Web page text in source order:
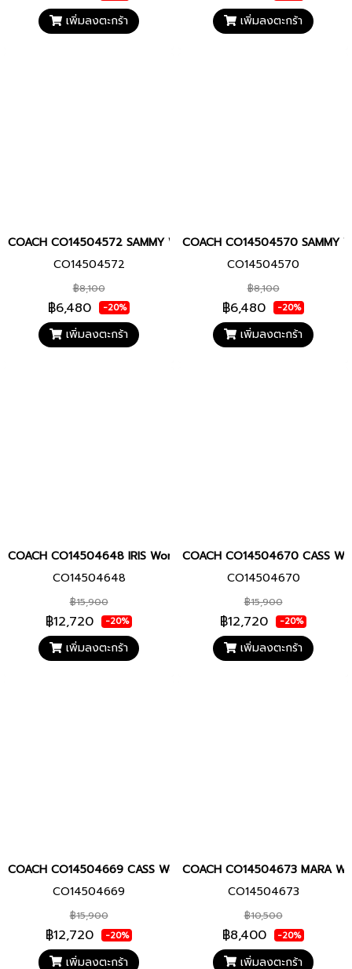
เพิ่มลงตะกร้า เพิ่มลงตะกร้า
COACH CO14504572 SAMMY Women watch นาฬิกา นาฬิกาข้อมือ
CO14504572
฿8,100
฿6,480 -20%
เพิ่มลงตะกร้า
COACH CO14504570 SAMMY
CO14504570
฿8,100
฿6,480 -20%
เพิ่มลงตะกร้า
COACH CO14504648 IRIS Women watch นาฬิกา นาฬิกาข้อมือ นา
CO14504648
฿15,900
฿12,720 -20%
เพิ่มลงตะกร้า
COACH CO14504670 CASS
CO14504670
฿15,900
฿12,720 -20%
เพิ่มลงตะกร้า
COACH CO14504669 CASS Women watch นาฬิกา นาฬิกาข้อมือ น
CO14504669
฿15,900
฿12,720 -20%
เพิ่มลงตะกร้า
COACH CO14504673 MARA
CO14504673
฿10,500
฿8,400 -20%
เพิ่มลงตะกร้า